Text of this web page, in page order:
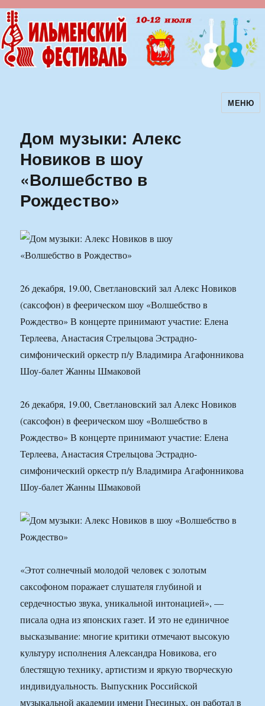
Ильменский фестиваль авторскойМЕНЮ
Дом музыки: Алекс
Новиков в шоу
«Волшебство в
Рождество»
26 декабря, 19.00, Светлановский зал Алекс Новиков
(саксофон) в феерическом шоу «Волшебство в
Рождество» В концерте принимают участие: Елена
Терлеева, Анастасия Стрельцова Эстрадно-
симфонический оркестр п/у Владимира Агафонникова
Шоу-балет Жанны Шмаковой
26 декабря, 19.00, Светлановский зал Алекс Новиков
(саксофон) в феерическом шоу «Волшебство в
Рождество» В концерте принимают участие: Елена
Терлеева, Анастасия Стрельцова Эстрадно-
симфонический оркестр п/у Владимира Агафонникова
Шоу-балет Жанны Шмаковой
«Этот солнечный молодой человек с золотым
саксофоном поражает слушателя глубиной и
сердечностью звука, уникальной интонацией», —
писала одна из японских газет. И это не единичное
высказывание: многие критики отмечают высокую
культуру исполнения Александра Новикова, его
блестящую технику, артистизм и яркую творческую
индивидуальность. Выпускник Российской
музыкальной академии имени Гнесиных, он работал в